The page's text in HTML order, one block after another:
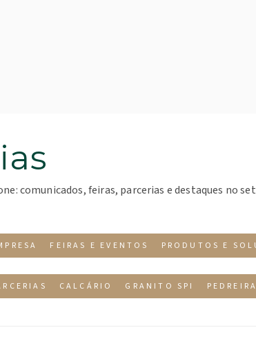
comunicados, feiras, parcerias e destaques no
FEIRAS E EVENTOS PRODUTOS E
CALCÁRIO GRANITO SPI